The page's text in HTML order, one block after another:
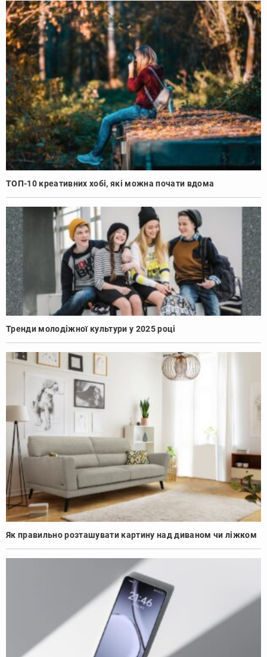
ТОП-10 креативних хобі, які можна почати вдома
Тренди молодіжної культури у 2025 році
Як правильно розташувати картину над диваном чи ліжком